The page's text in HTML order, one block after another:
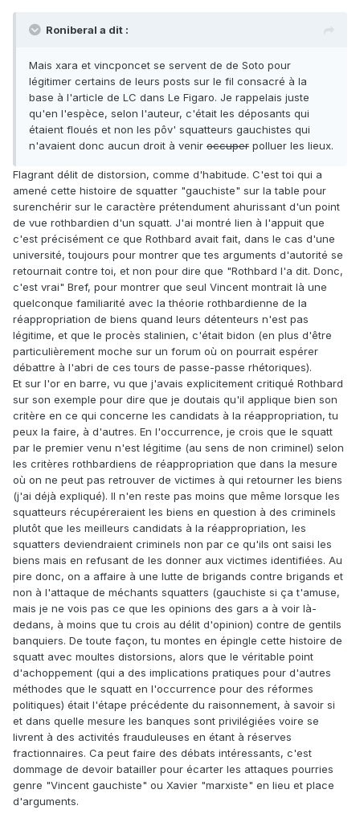
Roniberal a dit :
Mais xara et vincponcet se servent de de Soto pour
légitimer certains de leurs posts sur le fil consacré à la
base à l'article de LC dans Le Figaro. Je rappelais juste
qu'en l'espèce, selon l'auteur, c'était les déposants qui
étaient floués et non les pôv' squatteurs gauchistes qui
n'avaient donc aucun droit à venir occuper polluer les lieux.
Flagrant délit de distorsion, comme d'habitude. C'est toi qui a
amené cette histoire de squatter "gauchiste" sur la table pour
surenchérir sur le caractère prétendument ahurissant d'un point
de vue rothbardien d'un squatt. J'ai montré lien à l'appuit que
c'est précisément ce que Rothbard avait fait, dans le cas d'une
université, toujours pour montrer que tes arguments d'autorité se
retournait contre toi, et non pour dire que "Rothbard l'a dit. Donc,
c'est vrai" Bref, pour montrer que seul Vincent montrait là une
quelconque familiarité avec la théorie rothbardienne de la
réappropriation de biens quand leurs détenteurs n'est pas
légitime, et que le procès stalinien, c'était bidon (en plus d'être
particulièrement moche sur un forum où on pourrait espérer
débattre à l'abri de ces tours de passe-passe rhétoriques).
Et sur l'or en barre, vu que j'avais explicitement critiqué Rothbard
sur son exemple pour dire que je doutais qu'il applique bien son
critère en ce qui concerne les candidats à la réappropriation, tu
peux la faire, à d'autres. En l'occurrence, je crois que le squatt
par le premier venu n'est légitime (au sens de non criminel) selon
les critères rothbardiens de réappropriation que dans la mesure
où on ne peut pas retrouver de victimes à qui retourner les biens
(j'ai déjà expliqué). Il n'en reste pas moins que même lorsque les
squatteurs récupéreraient les biens en question à des criminels
plutôt que les meilleurs candidats à la réappropriation, les
squatters deviendraient criminels non par ce qu'ils ont saisi les
biens mais en refusant de les donner aux victimes identifiées. Au
pire donc, on a affaire à une lutte de brigands contre brigands et
non à l'attaque de méchants squatters (gauchiste si ça t'amuse,
mais je ne vois pas ce que les opinions des gars a à voir là-
dedans, à moins que tu crois au délit d'opinion) contre de gentils
banquiers. De toute façon, tu montes en épingle cette histoire de
squatt avec moultes distorsions, alors que le véritable point
d'achoppement (qui a des implications pratiques pour d'autres
méthodes que le squatt en l'occurrence pour des réformes
politiques) était l'étape précédente du raisonnement, à savoir si
et dans quelle mesure les banques sont privilégiées voire se
livrent à des activités frauduleuses en étant à réserves
fractionnaires. Ca peut faire des débats intéressants, c'est
dommage de devoir batailler pour écarter les attaques pourries
genre "Vincent gauchiste" ou Xavier "marxiste" en lieu et place
d'arguments.